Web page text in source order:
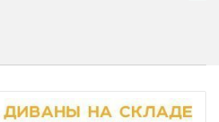
и доставка